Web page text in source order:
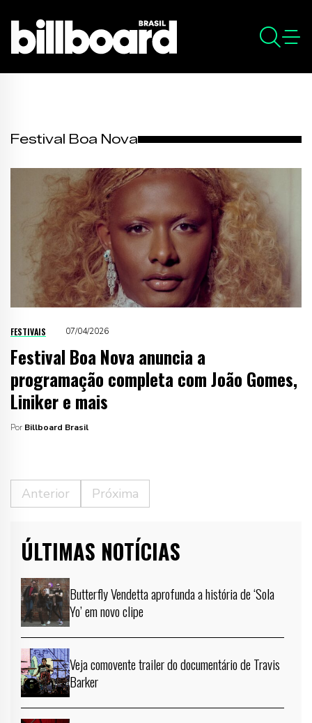
Festival Boa Nova
FESTIVAIS 07/04/2026
Festival Boa Nova anuncia a
programação completa com João Gomes,
Liniker e mais
Por Billboard Brasil
Anterior Próxima
ÚLTIMAS NOTÍCIAS
Butterfly Vendetta aprofunda a história de ‘Sola
Yo’ em novo clipe
Veja comovente trailer do documentário de Travis
Barker